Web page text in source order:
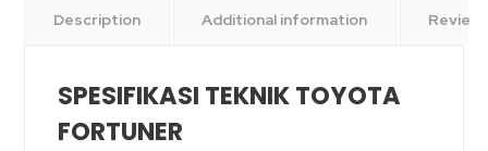
Description Additional information
SPESIFIKASI TEKNIK TOYOTA
FORTUNER